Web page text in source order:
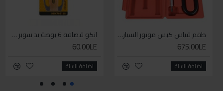
طقم قياس كبس موتور السياره 3 ق
675.00LE
اضافة للسلة
انكو قصافة 6 بوصة يد سوبر وان
60.00LE
اضافة للسلة